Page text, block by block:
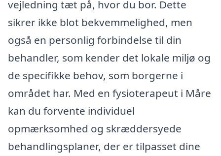
vejledning tæt på, hvor du bor. Dette
sikrer ikke blot bekvemmelighed, men
også en personlig forbindelse til din
behandler, som kender det lokale miljø og
de specifikke behov, som borgerne i
området har. Med en fysioterapeut i Måre
kan du forvente individuel
opmærksomhed og skræddersyede
behandlingsplaner, der er tilpasset dine